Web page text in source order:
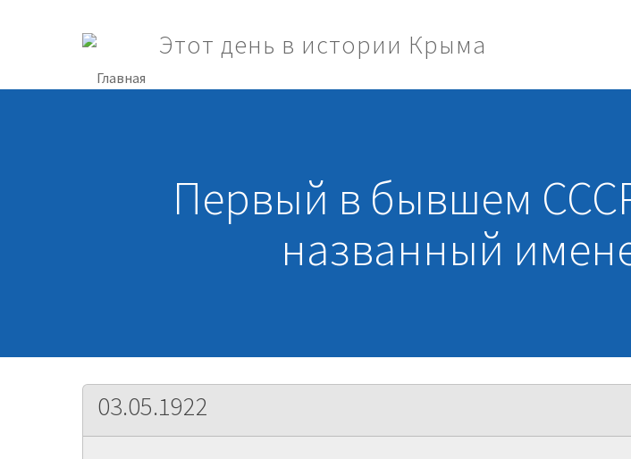
Этот день в истории Крыма
Первый в бывшем
названный
03.05.1922